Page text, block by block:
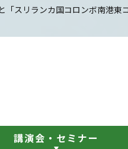
「スリランカ国コロンボ南港
講演会・セミナー